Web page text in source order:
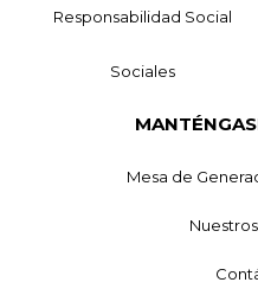
Responsabilidad Social
Sociales
Mesa de